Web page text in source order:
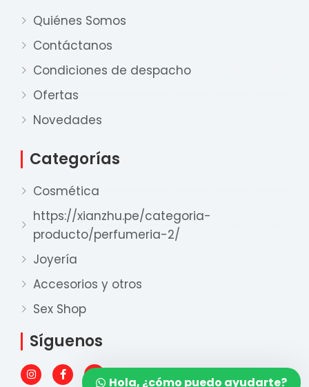
Quiénes Somos
Contáctanos
Condiciones de despacho
Ofertas
Novedades
Categorías
Cosmética
https://xianzhu.pe/categoria-
producto/perfumeria-2/
Joyería
Accesorios y otros
Sex Shop
Síguenos
I
n
F
a
W
h
Nuestro equipo de ventas está aquí
Ventas Provincia
Xian Zhu
Hola, ¿cómo puedo ayudarte?